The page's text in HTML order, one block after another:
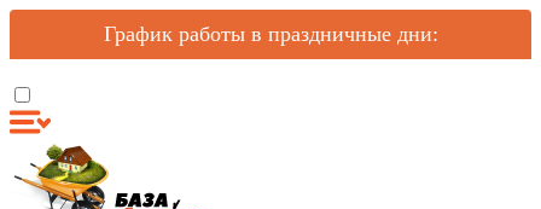
График работы в праздничные дни: